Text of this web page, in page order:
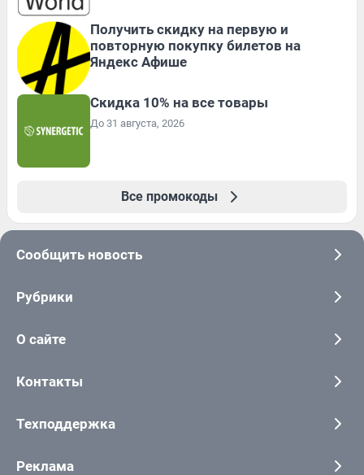
Получить скидку на первую и
повторную покупку билетов на
Яндекс Афише
Скидка 10% на все товары
До 31 августа, 2026
Все промокоды
Сообщить новость
Рубрики
О сайте
Контакты
Техподдержка
Реклама